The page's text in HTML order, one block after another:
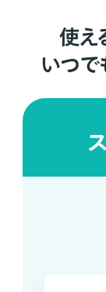
使え
いつで